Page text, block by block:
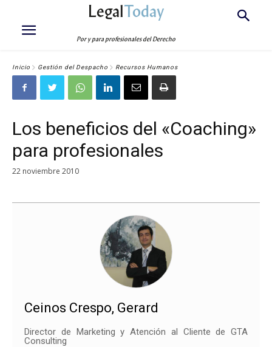
LegalToday
Por y para profesionales del Derecho
Inicio Gestión del Despacho Recursos Humanos
Los beneficios del «Coaching»
para profesionales
22 noviembre 2010
Ceinos Crespo, Gerard
Director de Marketing y Atención al Cliente de GTA
Consulting